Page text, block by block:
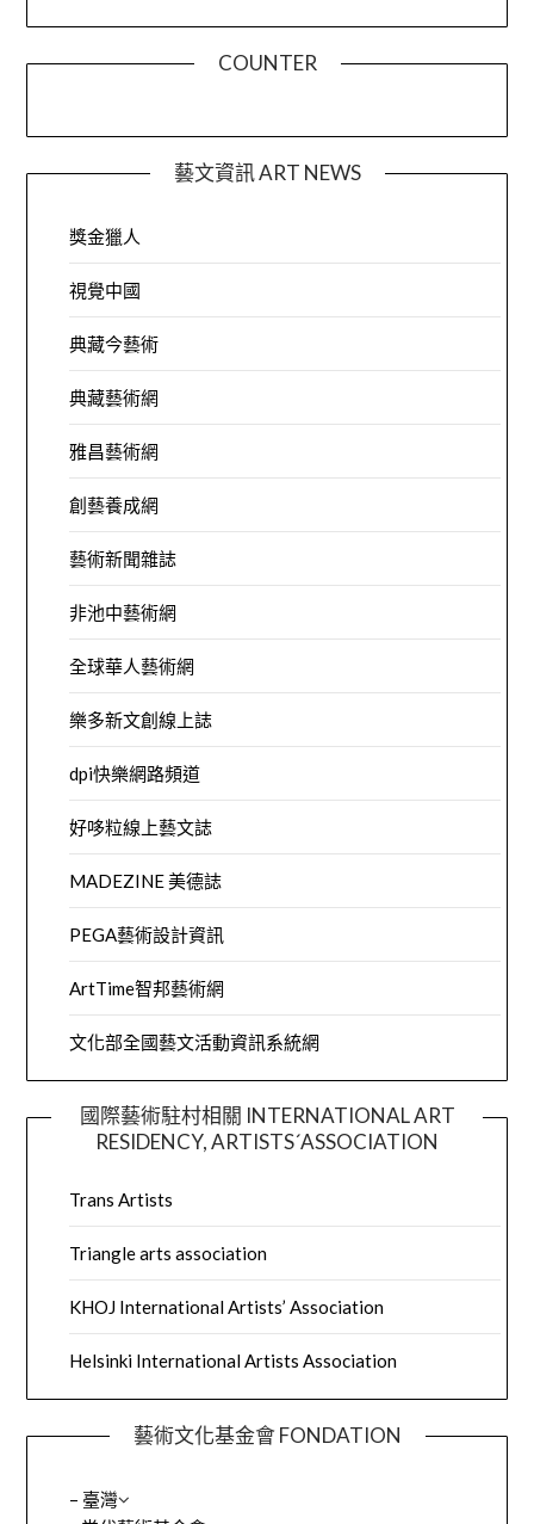
COUNTER
藝文資訊 ART NEWS
獎金獵人
視覺中國
典藏今藝術
典藏藝術網
雅昌藝術網
創藝養成網
藝術新聞雜誌
非池中藝術網
全球華人藝術網
樂多新文創線上誌
dpi快樂網路頻道
好哆粒線上藝文誌
MADEZINE 美德誌
PEGA藝術設計資訊
ArtTime智邦藝術網
文化部全國藝文活動資訊系統網
國際藝術駐村相關 INTERNATIONAL ART
RESIDENCY, ARTISTS´ASSOCIATION
Trans Artists
Triangle arts association
KHOJ International Artists’ Association
Helsinki International Artists Association
藝術文化基金會 FONDATION
– 臺灣